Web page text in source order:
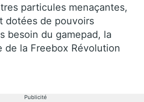
particules menaçantes,
dotées de pouvoirs
besoin du gamepad, la
de la Freebox Révolution
Publicité